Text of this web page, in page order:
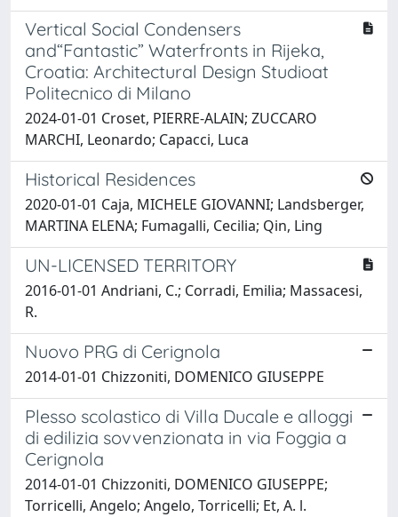
Vertical Social Condensers
and“Fantastic” Waterfronts in Rijeka,
Croatia: Architectural Design Studioat
Politecnico di Milano
2024-01-01 Croset, PIERRE-ALAIN; ZUCCARO
MARCHI, Leonardo; Capacci, Luca
Historical Residences
2020-01-01 Caja, MICHELE GIOVANNI; Landsberger,
MARTINA ELENA; Fumagalli, Cecilia; Qin, Ling
UN-LICENSED TERRITORY
2016-01-01 Andriani, C.; Corradi, Emilia; Massacesi,
R.
Nuovo PRG di Cerignola
2014-01-01 Chizzoniti, DOMENICO GIUSEPPE
Plesso scolastico di Villa Ducale e alloggi
di edilizia sovvenzionata in via Foggia a
Cerignola
2014-01-01 Chizzoniti, DOMENICO GIUSEPPE;
Torricelli, Angelo; Angelo, Torricelli; Et, A. l.